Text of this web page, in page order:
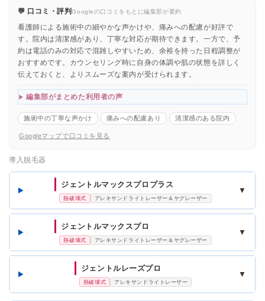
💬 口コミ・評判Googleの口コミをもとに編集部が要約
看護師による施術中の細やかな声かけや、痛みへの配慮が好評で
す。院内は清潔感があり、丁寧な対応が期待できます。一方で、予
約は電話のみの対応で混雑しやすいため、余裕を持った日程調整が
おすすめです。カウンセリング時に自身の体調や肌の状態を詳しく
伝えておくと、よりスムーズな案内が受けられます。
編集部がまとめた利用者の声
施術中の丁寧な声かけ 痛みへの配慮あり 清潔感のある院内
Googleマップで口コミを見る
導入脱毛器
ジェントルマックスプロプラス
熱破壊式 アレキサンドライトレーザー＆ヤグレーザー
▼
ジェントルマックスプロ
熱破壊式 アレキサンドライトレーザー＆ヤグレーザー
▼
ジェントルレーズプロ
熱破壊式 アレキサンドライトレーザー
▼